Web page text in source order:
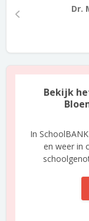
Dr.
Bekijk
In
en weer in